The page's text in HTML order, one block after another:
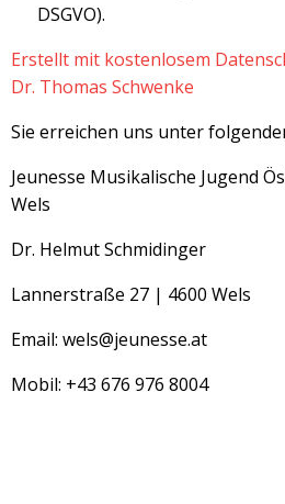
DSGVO).
Erstellt mit kostenlosem
Dr. Thomas Schwenke
Sie erreichen uns unter
Jeunesse Musikalische Jugend
Wels
Dr. Helmut Schmidinger
Lannerstraße 27 | 4600 Wels
Email: wels@jeunesse.at
Mobil: +43 676 976 8004